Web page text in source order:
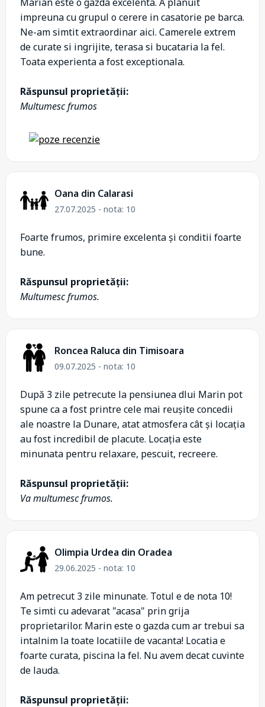
impreuna cu grupul o cerere in casatorie pe barca.
Ne-am simtit extraordinar aici. Camerele extrem
de curate si ingrijite, terasa si bucataria la fel.
Toata experienta a fost exceptionala.
Răspunsul proprietății:
Multumesc frumos
Oana din Calarasi
27.07.2025 - nota: 10
Foarte frumos, primire excelenta și conditii foarte
bune.
Răspunsul proprietății:
Multumesc frumos.
Roncea Raluca din Timisoara
09.07.2025 - nota: 10
După 3 zile petrecute la pensiunea dlui Marin pot
spune ca a fost printre cele mai reușite concedii
ale noastre la Dunare, atat atmosfera cât și locația
au fost incredibil de placute. Locația este
minunata pentru relaxare, pescuit, recreere.
Răspunsul proprietății:
Va multumesc frumos.
Olimpia Urdea din Oradea
29.06.2025 - nota: 10
Am petrecut 3 zile minunate. Totul e de nota 10!
Te simti cu adevarat "acasa" prin grija
proprietarilor. Marin este o gazda cum ar trebui sa
intalnim la toate locatiile de vacanta! Locatia e
foarte curata, piscina la fel. Nu avem decat cuvinte
de lauda.
Răspunsul proprietății: